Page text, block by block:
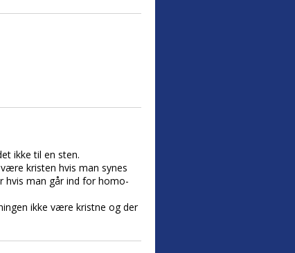
ikke til en sten.
kristen hvis man synes
hvis man går ind for homo-
ikke være kristne og der